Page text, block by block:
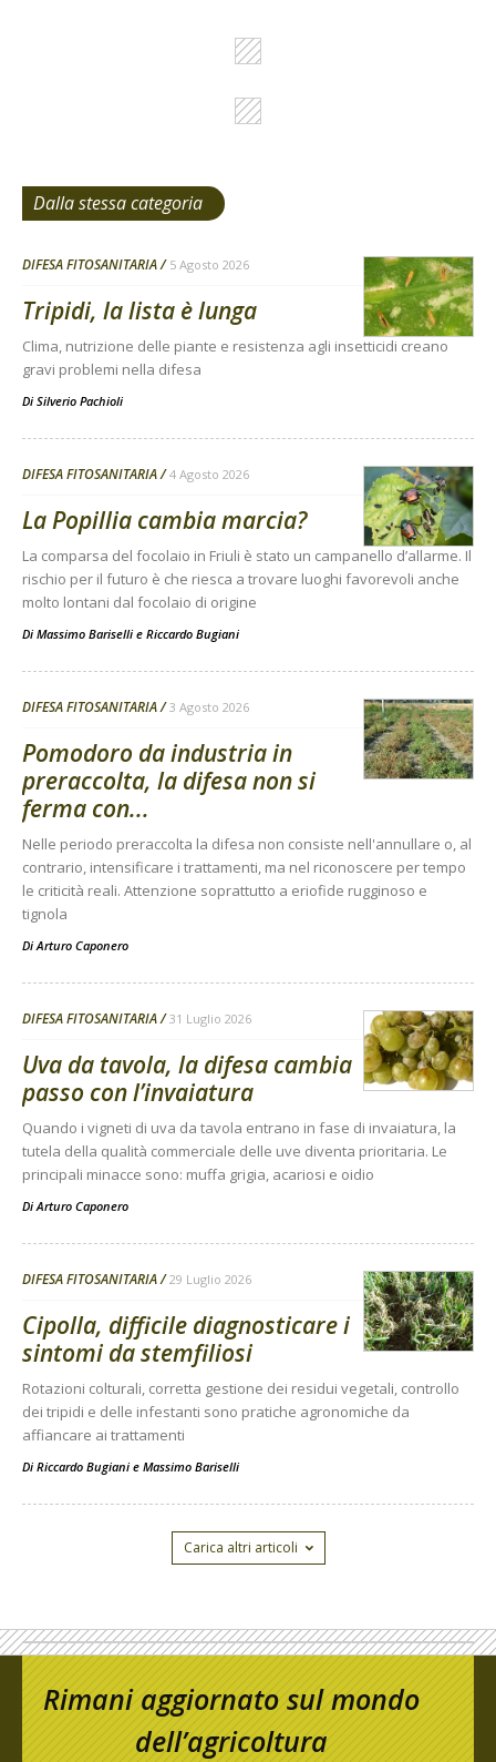
Dalla stessa categoria
DIFESA FITOSANITARIA 5 Agosto 2026
Tripidi, la lista è lunga
Clima, nutrizione delle piante e resistenza agli insetticidi creano
gravi problemi nella difesa
Di Silverio Pachioli
DIFESA FITOSANITARIA 4 Agosto 2026
La Popillia cambia marcia?
La comparsa del focolaio in Friuli è stato un campanello d’allarme. Il
rischio per il futuro è che riesca a trovare luoghi favorevoli anche
molto lontani dal focolaio di origine
Di Massimo Bariselli e Riccardo Bugiani
DIFESA FITOSANITARIA 3 Agosto 2026
Pomodoro da industria in
preraccolta, la difesa non si
ferma con...
Nelle periodo preraccolta la difesa non consiste nell'annullare o, al
contrario, intensificare i trattamenti, ma nel riconoscere per tempo
le criticità reali. Attenzione soprattutto a eriofide rugginoso e
tignola
DiArturo Caponero
DIFESA FITOSANITARIA 31 Luglio 2026
Uva da tavola, la difesa cambia
passo con l’invaiatura
Quando i vigneti di uva da tavola entrano in fase di invaiatura, la
tutela della qualità commerciale delle uve diventa prioritaria. Le
principali minacce sono: muffa grigia, acariosi e oidio
DiArturo Caponero
DIFESA FITOSANITARIA 29 Luglio 2026
Cipolla, difficile diagnosticare i
sintomi da stemfiliosi
Rotazioni colturali, corretta gestione dei residui vegetali, controllo
dei tripidi e delle infestanti sono pratiche agronomiche da
affiancare ai trattamenti
Di Riccardo Bugiani e Massimo Bariselli
Carica altri articoli
Rimani aggiornato sul mondo
dell’agricoltura